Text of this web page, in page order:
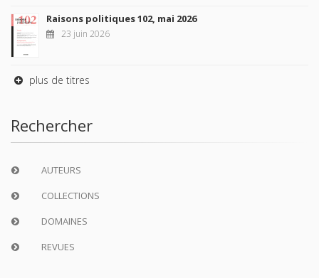
Raisons politiques 102, mai 2026
23 juin 2026
plus de titres
Rechercher
AUTEURS
COLLECTIONS
DOMAINES
REVUES